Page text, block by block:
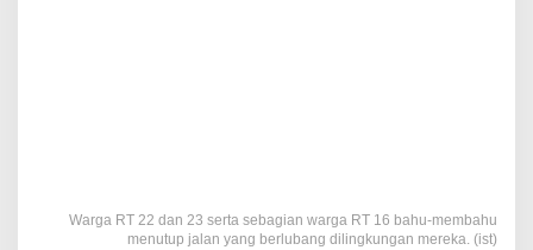
Warga RT 22 dan 23 serta sebagian warga RT 16 bahu-membahu
menutup jalan yang berlubang dilingkungan mereka. (ist)